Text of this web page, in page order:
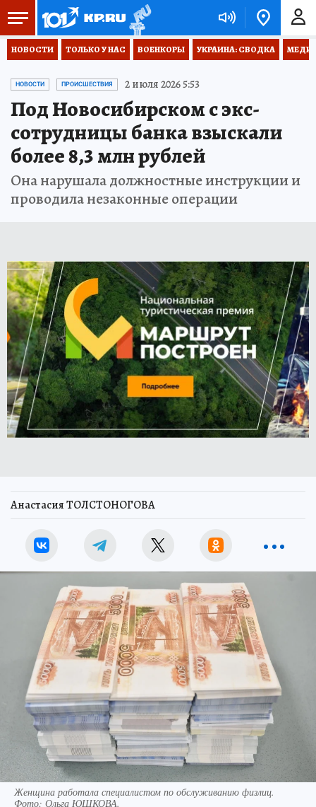
НОВОСТИ ТОЛЬКО У НАС ВОЕНКОРЫ УКРАИНА: СВОДКА
НОВОСТИ ПРОИСШЕСТВИЯ 2 июля 2026 5:53
Под Новосибирском с экс-
сотрудницы банка взыскали
более 8,3 млн рублей
Она нарушала должностные инструкции и
проводила незаконные операции
Анастасия ТОЛСТОНОГОВА
Женщина работала специалистом по обслуживанию физлиц.
Фото: Ольга ЮШКОВА.